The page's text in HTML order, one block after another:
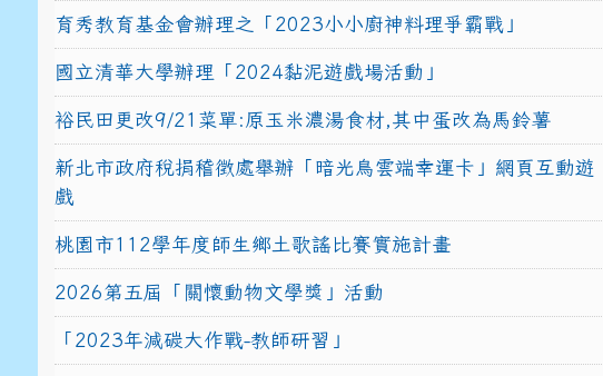
育秀教育基金會辦理之「2023小小廚神料理爭霸戰」
國立清華大學辦理「2024黏泥遊戲場活動」
裕民田更改9/21菜單:原玉米濃湯食材,其中蛋改為馬鈴薯
新北市政府稅捐稽徵處舉辦「暗光鳥雲端幸運卡」網頁互動遊
戲
桃園市112學年度師生鄉土歌謠比賽實施計畫
2026第五屆「關懷動物文學獎」活動
「2023年減碳大作戰-教師研習」